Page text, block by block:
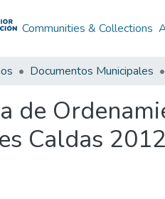
Communities & Collections
Documentos Municipales
de
Caldas 2012